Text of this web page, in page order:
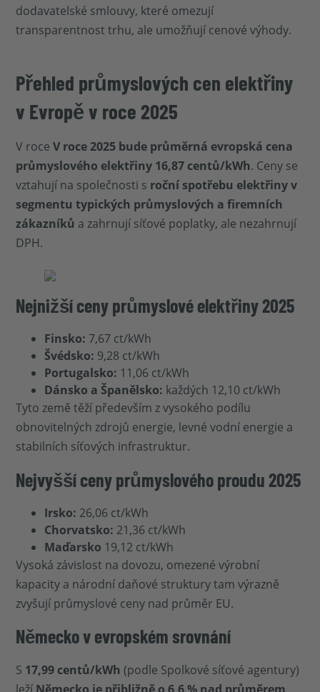
dodavatelské smlouvy, které omezují
transparentnost trhu, ale umožňují cenové výhody.
Přehled průmyslových cen elektřiny
v Evropě v roce 2025
V roceV roce 2025 bude průměrná evropská cena
průmyslového elektřiny 16,87 centů/kWh. Ceny se
vztahují na společnosti s roční spotřebu elektřiny v
segmentu typických průmyslových a firemních
zákazníků a zahrnují síťové poplatky, ale nezahrnují
DPH.
Nejnižší ceny průmyslové elektřiny 2025
Finsko: 7,67 ct/kWh
Švédsko: 9,28 ct/kWh
Portugalsko: 11,06 ct/kWh
Dánsko a Španělsko: každých 12,10 ct/kWh
Tyto země těží především z vysokého podílu
obnovitelných zdrojů energie, levné vodní energie a
stabilních síťových infrastruktur.
Nejvyšší ceny průmyslového proudu 2025
Irsko: 26,06 ct/kWh
Chorvatsko: 21,36 ct/kWh
Maďarsko 19,12 ct/kWh
Vysoká závislost na dovozu, omezené výrobní
kapacity a národní daňové struktury tam výrazně
zvyšují průmyslové ceny nad průměr EU.
Německo v evropském srovnání
S 17,99 centů/kWh (podle Spolkové síťové agentury)